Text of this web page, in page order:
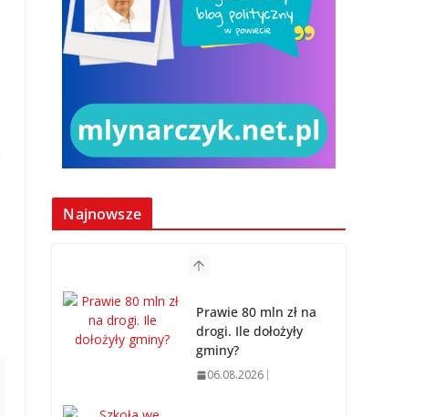
Najnowsze
Prawie 80 mln zł na
drogi. Ile dołożyły
gminy?
06.08.2026